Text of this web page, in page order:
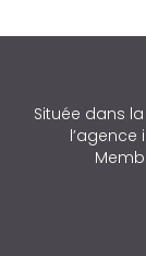
Située dans la
l’agence